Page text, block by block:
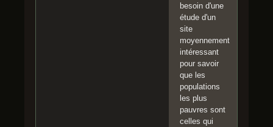
besoin d'une
étude d'un
site
moyennement
intéressant
pour savoir
que les
populations
les plus
pauvres sont
celles qui